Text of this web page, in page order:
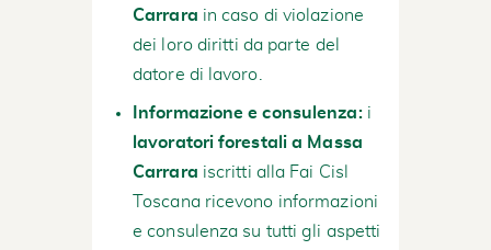
Carrara in caso di violazione
dei loro diritti da parte del
datore di lavoro.
Informazione e consulenza:i
lavoratori forestali a Massa
Carrara iscritti alla Fai Cisl
Toscana ricevono informazioni
e consulenza su tutti gli aspetti